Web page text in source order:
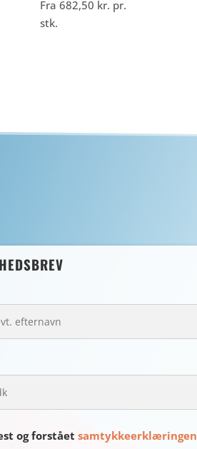
Fra 682,50 kr. pr.
stk.
og forståetsamtykkeerklæringen